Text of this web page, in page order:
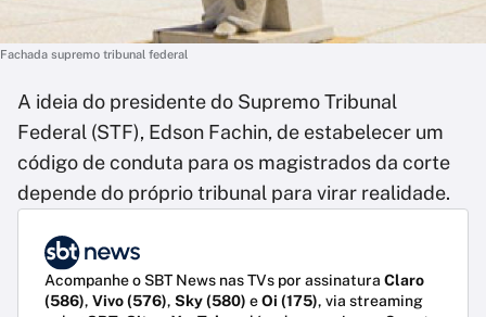
Fachada supremo tribunal federal
A ideia do presidente do Supremo Tribunal
Federal (STF), Edson Fachin, de estabelecer um
código de conduta para os magistrados da corte
depende do próprio tribunal para virar realidade.
Acompanhe o SBT News nas TVs por assinatura Claro
(586), Vivo (576), Sky (580) eOi (175), via streaming